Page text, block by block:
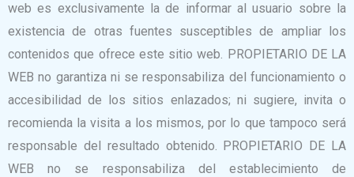
web es exclusivamente la de informar al usuario sobre la
existencia de otras fuentes susceptibles de ampliar los
contenidos que ofrece este sitio web. PROPIETARIO DE LA
WEB no garantiza ni se responsabiliza del funcionamiento o
accesibilidad de los sitios enlazados; ni sugiere, invita o
recomienda la visita a los mismos, por lo que tampoco será
responsable del resultado obtenido. PROPIETARIO DE LA
WEB no se responsabiliza del establecimiento de